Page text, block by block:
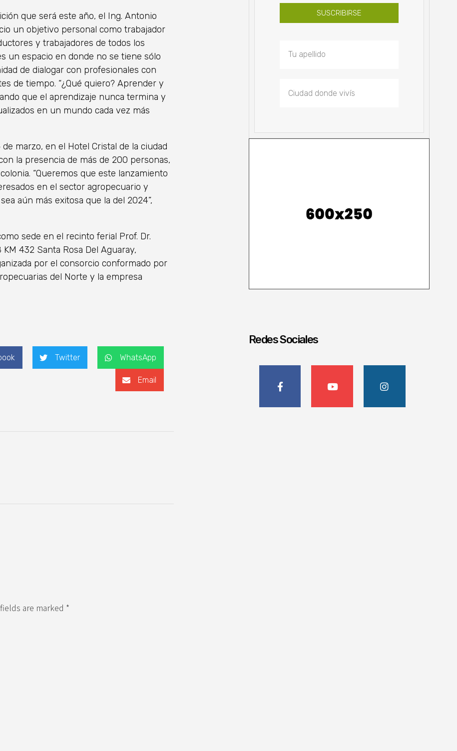
que será este año, el Ing. Antonio
un objetivo personal como trabajador
y trabajadores de todos los
un espacio en donde no se tiene sólo
de dialogar con profesionales con
de tiempo. “¿Qué quiero? Aprender y
que el aprendizaje nunca termina y
en un mundo cada vez más
marzo, en el Hotel Cristal de la ciudad
la presencia de más de 200 personas,
“Queremos que este lanzamiento
en el sector agropecuario y
aún más exitosa que la del 2024”,
sede en el recinto ferial Prof. Dr.
432 Santa Rosa Del Aguaray,
por el consorcio conformado por
del Norte y la empresa
Twitter WhatsApp
Email
are marked *
SUSCRIBIRSE
Redes Sociales